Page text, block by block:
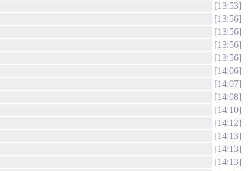
13:53
13:56
13:56
13:56
13:56
14:06
14:07
14:08
14:10
14:12
14:13
14:13
14:13